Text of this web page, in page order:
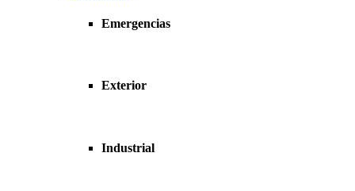
Emergencias
Exterior
Industrial